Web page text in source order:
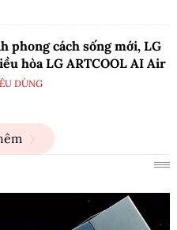
phong cách sống mới, LG
hòa LG ARTCOOL AI Air
DÙNG